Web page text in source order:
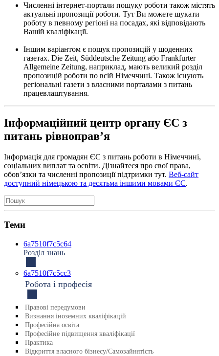
Численні інтернет-портали пошуку роботи також містять
актуальні пропозиції роботи. Тут Ви можете шукати
роботу в певному регіоні на посадах, які відповідають
Вашій кваліфікації.
Іншим варіантом є пошук пропозицій у щоденних
газетах. Die Zeit, Süddeutsche Zeitung або Frankfurter
Allgemeine Zeitung, наприклад, мають великий розділ
пропозицій роботи по всій Німеччині. Також існують
регіональні газети з власними порталами з питань
працевлаштування.
Інформаційний центр органу ЄС з
питань рівноправʼя
Інформація для громадян ЄС з питань роботи в Німеччині,
соціальних виплат та освіти. Дізнайтеся про свої права,
обов’язки та численні пропозиції підтримки тут. Веб-сайт
доступний німецькою та десятьма іншими мовами ЄС.
Теми
6a7510f7c5c64
Розділ знань
6a7510f7c5cc3
Робота і професія
Правові передумови
Визнання іноземних кваліфікацій
Професійна освіта
Професійне підвищення кваліфікації
Практика
Відкриття власного бізнесу/Самозайнятість